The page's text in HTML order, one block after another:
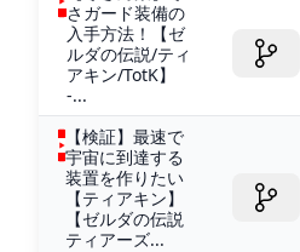
さガード装備の
入手方法！【ゼ
ルダの伝説/ティ
アキン/TotK】
-...
【検証】最速で
宇宙に到達する
装置を作りたい
【ティアキン】
【ゼルダの伝説
ティアーズ...